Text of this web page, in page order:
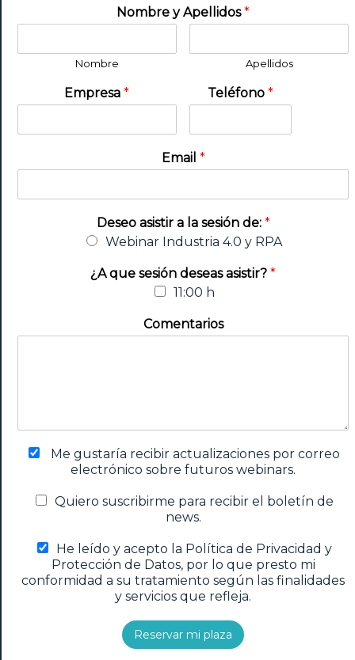
Nombre y Apellidos*
Nombre Apellidos
Empresa* Teléfono *
Email *
Deseo asistir a la sesión de: *
Webinar Industria 4.0 y RPA
¿A que sesión deseas asistir? *
11:00 h
Comentarios
Me gustaría recibir actualizaciones por correo
electrónico sobre futuros webinars.
Quiero suscribirme para recibir el boletín de
news.
He leído y acepto la Política de Privacidad y
Protección de Datos, por lo que presto mi
conformidad a su tratamiento según las finalidades
y servicios que refleja.
Reservar mi plaza